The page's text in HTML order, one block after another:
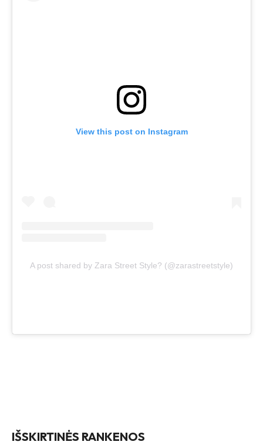
View this post on Instagram
A post shared by Zara Street Style? (@zarastreetstyle)
IŠSKIRTINĖS RANKENOS